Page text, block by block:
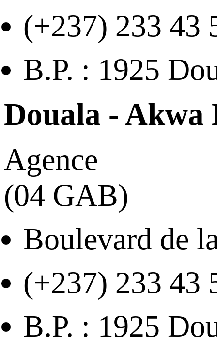
(+237) 233 43
B.P. : 1925
Douala - Akwa
Agence
(04 GAB)
Boulevard de
(+237) 233 43
B.P. : 1925